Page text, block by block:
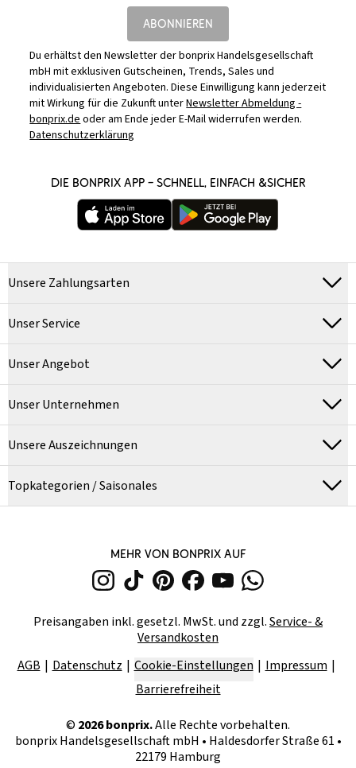
ABONNIEREN
Du erhältst den Newsletter der bonprix Handelsgesellschaft
mbH mit exklusiven Gutscheinen, Trends, Sales und
individualisierten Angeboten. Diese Einwilligung kann jederzeit
mit Wirkung für die Zukunft unterNewsletter Abmeldung -
bonprix.deoder am Ende jeder E-Mail widerrufen werden.
Datenschutzerklärung
DIE BONPRIX APP – SCHNELL, EINFACH &SICHER
Unsere Zahlungsarten
Unser Service
Unser Angebot
Unser Unternehmen
Unsere Auszeichnungen
Topkategorien / Saisonales
MEHR VON BONPRIX AUF
Preisangaben inkl. gesetzl. MwSt. und zzgl.Service- &
Versandkosten
AGB
Datenschutz Cookie-Einstellungen
Impressum
Barrierefreiheit
© 2026bonprix.Alle Rechte vorbehalten.
bonprix Handelsgesellschaft mbH • Haldesdorfer Straße 61 •
22179 Hamburg